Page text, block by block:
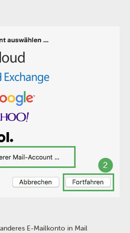
E-Mailkonto in Mail